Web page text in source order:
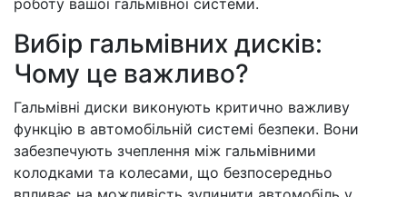
роботу вашої гальмівної системи.
Вибір гальмівних дисків:
Чому це важливо?
Гальмівні диски виконують критично важливу
функцію в автомобільній системі безпеки. Вони
забезпечують зчеплення між гальмівними
колодками та колесами, що безпосередньо